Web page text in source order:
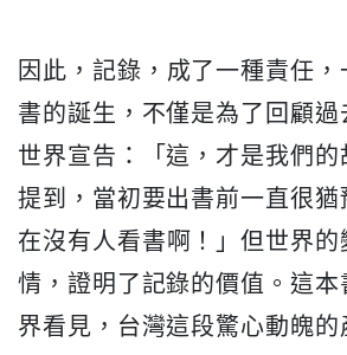
因此，記錄，成了一種責任
書的誕生， 不僅是為了回顧
世界宣告：「這， 才是我們的
提到，當初要出書前一直很猶
在沒有人看書啊！」但世界
情， 證明了記錄的價值。這本
界看見， 台灣這段驚心動魄